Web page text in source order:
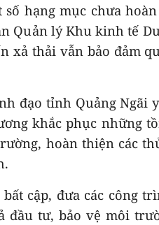
hạng mục chưa
Quản lý Khu kinh tế
xả thải vẫn bảo đảm
đạo tỉnh Quảng Ngãi
khắc phục những
hoàn thiện các
bất cập, đưa các công
đầu tư, bảo vệ môi